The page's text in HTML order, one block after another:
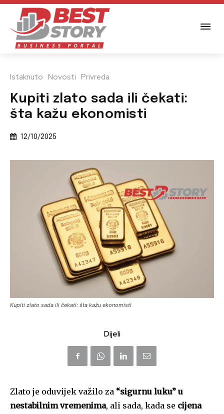
Istaknuto Novosti Privreda
Kupiti zlato sada ili čekati:
šta kažu ekonomisti
12/10/2025
Kupiti zlato sada ili čekati: šta kažu ekonomisti
Dijeli
Zlato je oduvijek važilo za “sigurnu luku” u
nestabilnim vremenima, ali sada, kada se cijena